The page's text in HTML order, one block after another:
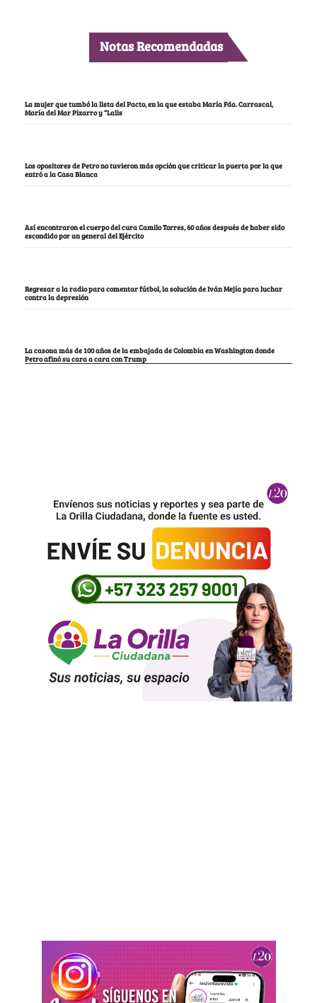
Notas Recomendadas
La mujer que tumbó la lista del Pacto, en la que estaba María Fda. Carrascal,
María del Mar Pizarro y “Lalis
Los opositores de Petro no tuvieron más opción que criticar la puerta por la que
entró a la Casa Blanca
Así encontraron el cuerpo del cura Camilo Torres, 60 años después de haber sido
escondido por un general del Ejército
Regresar a la radio para comentar fútbol, la solución de Iván Mejía para luchar
contra la depresión
La casona más de 100 años de la embajada de Colombia en Washington donde
Petro afinó su cara a cara con Trump